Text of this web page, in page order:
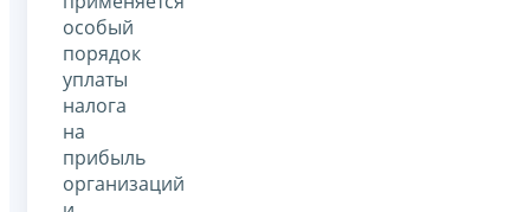
особый
порядок
уплаты
налога
на
прибыль
организаций